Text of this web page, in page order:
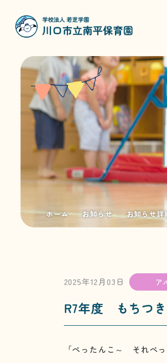
ホーム お知らせ お知らせ詳
2025年12月03日 ア
R7年度 もちつき
「ぺったんこ～ それぺ